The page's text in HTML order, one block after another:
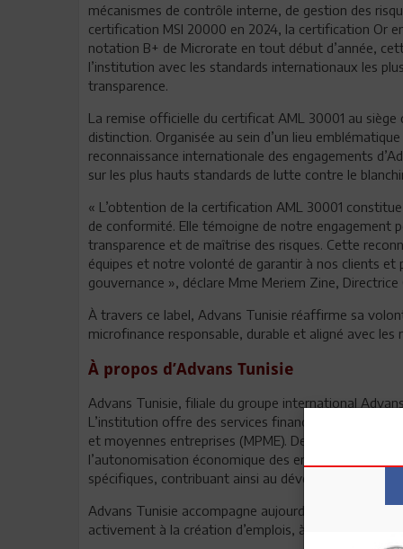
mécanismes de contrôle interne, de gestion des
certification MSI 20000 en 2024, la certification Or
notation B+ de Microrate en tout début d’année,
l’institution avec les standards internationaux les
transparence.
La remise officielle du certificat AML 30001 au
distinction. Organisée au sein d’un lieu
reconnaissance internationale des engagements
sur les plus hauts standards de lutte contre le
« L’obtention de la certification AML 30001
de conformité. Elle témoigne de notre engagement
transparence et de maîtrise des risques. Cette
équipes et notre volonté de garantir à nos clients
gouvernance », déclare Mme Meriem Zine, Directrice
À travers ce label, Advans Tunisie réaffirme sa
microfinance responsable, durable et aligné avec
À propos d’Advans Tunisie
Advans Tunisie, filiale du groupe international
L’institution offre des services financiers et non
et moyennes entreprises (MPME). Depuis le
l’autonomisation économique des entrepreneurs à
spécifiques, contribuant ainsi au développement
Advans Tunisie accompagne aujourd’hui plus de 41
activement à la création d’emplois, à la réduction